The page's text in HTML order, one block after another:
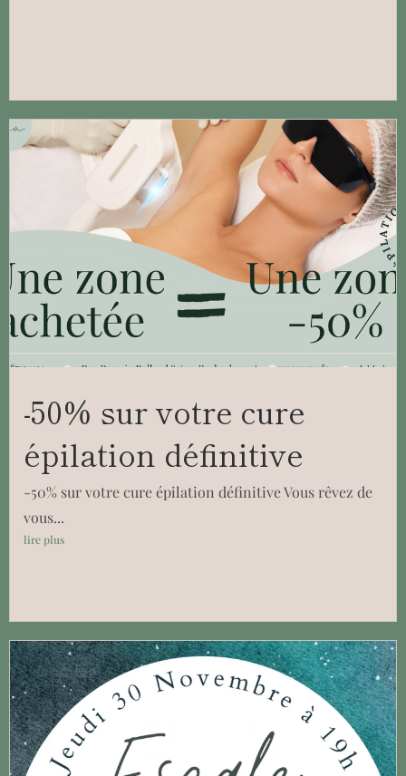
-50% sur votre cure
épilation définitive
-50% sur votre cure épilation définitive Vous rêvez de
vous...
lire plus